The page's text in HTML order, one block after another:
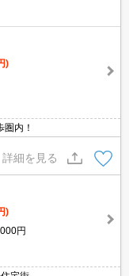
)
内！
詳細を見る
)
円